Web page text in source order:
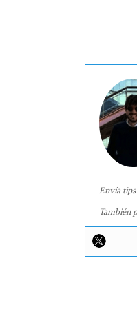
Envía
También